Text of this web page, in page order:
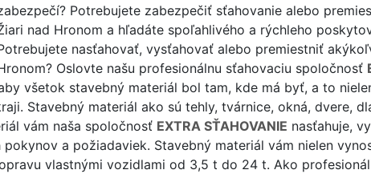
Potrebujete zabezpečiť sťahovanie alebo
nad Hronom a hľadáte spoľahlivého a rýchleho
nasťahovať, vysťahovať alebo premiestniť
Oslovte našu profesionálnu sťahovaciu spoločnosť
všetok stavebný materiál bol tam, kde má byť, a to
Stavebný materiál ako sú tehly, tvárnice, okná, dvere,
vám naša spoločnosť EXTRA SŤAHOVANIE nasťahuje,
a požiadaviek. Stavebný materiál vám nielen
vlastnými vozidlami od 3,5 t do 24 t. Ako